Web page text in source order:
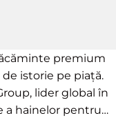
premium
istorie pe piață.
lider global în
a hainelor pentru